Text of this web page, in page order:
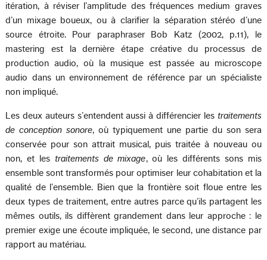
itération, à réviser l’amplitude des fréquences medium graves
d’un mixage boueux, ou à clarifier la séparation stéréo d’une
source étroite. Pour paraphraser Bob Katz (2002, p.11), le
mastering est la dernière étape créative du processus de
production audio, où la musique est passée au microscope
audio dans un environnement de référence par un spécialiste
non impliqué.
Les deux auteurs s’entendent aussi à différencier les traitements
de conception sonore, où typiquement une partie du son sera
conservée pour son attrait musical, puis traitée à nouveau ou
non, et les traitements de mixage, où les différents sons mis
ensemble sont transformés pour optimiser leur cohabitation et la
qualité de l’ensemble. Bien que la frontière soit floue entre les
deux types de traitement, entre autres parce qu’ils partagent les
mêmes outils, ils diffèrent grandement dans leur approche : le
premier exige une écoute impliquée, le second, une distance par
rapport au matériau.